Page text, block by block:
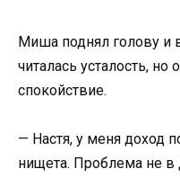
Миша поднял голову и
читалась усталость, но
спокойствие.
— Настя, у меня доход
нищета. Проблема не в